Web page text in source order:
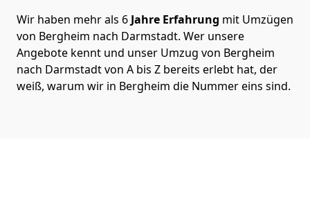
Wir haben mehr als 6 Jahre Erfahrung mit Umzügen
von Bergheim nach Darmstadt. Wer unsere
Angebote kennt und unser Umzug von Bergheim
nach Darmstadt von A bis Z bereits erlebt hat, der
weiß, warum wir in Bergheim die Nummer eins sind.